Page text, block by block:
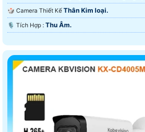
🎲 Camera Thiết Kế Thân Kim loại.
️🎙 Tích Hợp : Thu Âm.